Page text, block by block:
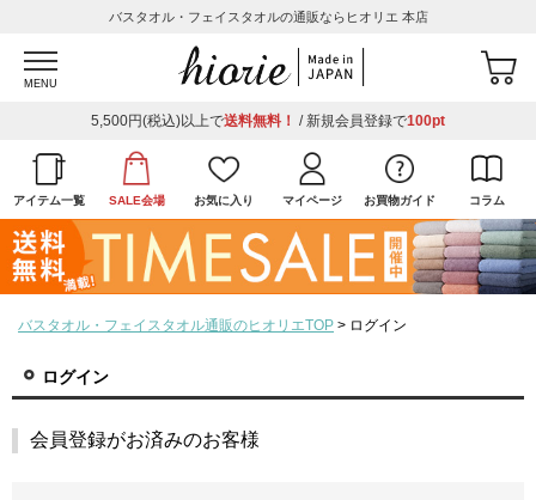
バスタオル・フェイスタオルの通販ならヒオリエ 本店
MENU
5,500円(税込)以上で送料無料！ / 新規会員登録で100pt
アイテム一覧 SALE会場 お気に入り マイページ お買物ガイド コラム
バスタオル・フェイスタオル通販のヒオリエTOP ログイン
ログイン
会員登録がお済みのお客様